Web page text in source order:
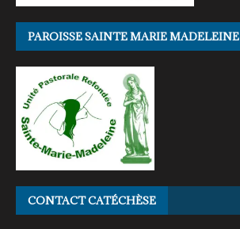
PAROISSE SAINTE MARIE MADELEINE
CONTACT CATÉCHÈSE